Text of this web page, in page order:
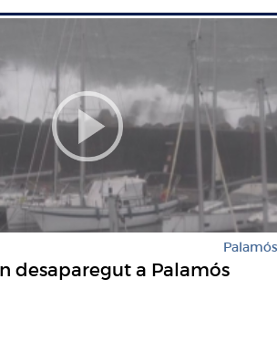
Palamós
desaparegut a Palamós